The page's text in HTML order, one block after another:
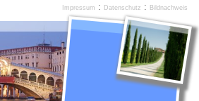
Impressum : Datenschutz : Bildnachweis